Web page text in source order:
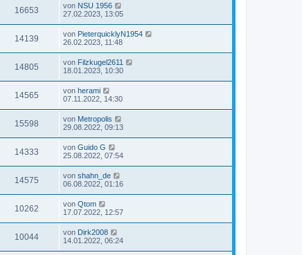
16653 von NSU 1956
27.02.2023, 13:05
14139 von PieterquicklyN1954
26.02.2023, 11:48
14805 von Filzkugel2611
18.01.2023, 10:30
14565 von herami
07.11.2022, 14:30
15598 von Metropolis
29.08.2022, 09:13
14333 von Guido G
25.08.2022, 07:54
14575 von shahn_de
06.08.2022, 01:16
10262 von Qtom
17.07.2022, 12:57
10044 von Dirk2008
14.01.2022, 06:24